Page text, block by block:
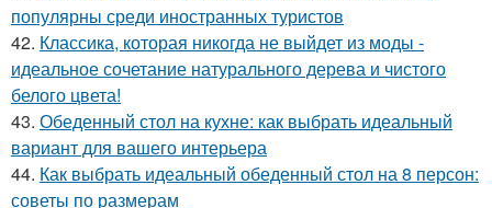
популярны среди иностранных туристов
42. Классика, которая никогда не выйдет из моды -
идеальное сочетание натурального дерева и чистого
белого цвета!
43. Обеденный стол на кухне: как выбрать идеальный
вариант для вашего интерьера
44. Как выбрать идеальный обеденный стол на 8 персон:
советы по размерам